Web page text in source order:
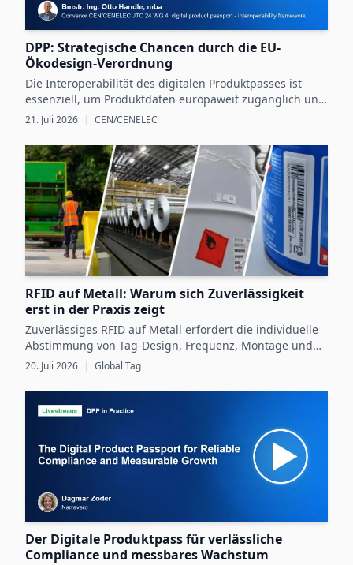
DPP: Strategische Chancen durch die EU-
Ökodesign-Verordnung
Die Interoperabilität des digitalen Produktpasses ist
essenziell, um Produktdaten europaweit zugänglich und
nutzbar zu machen und dadurch neue Chancen für
nachhaltige Unternehmensstrategien zu schaffen.
21. Juli 2026 | CEN/CENELEC
RFID auf Metall: Warum sich Zuverlässigkeit
erst in der Praxis zeigt
Zuverlässiges RFID auf Metall erfordert die individuelle
Abstimmung von Tag-Design, Frequenz, Montage und
Betriebsbedingungen sowie eine gründliche Validierung
20. Juli 2026 | Global Tag
Der Digitale Produktpass für verlässliche
Compliance und messbares Wachstum